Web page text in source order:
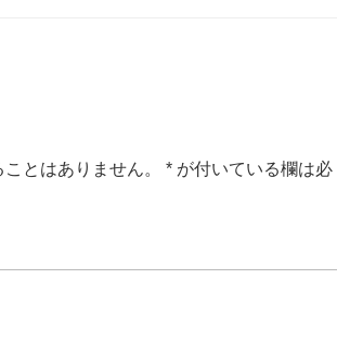
とはありません。 * が付いている欄は必